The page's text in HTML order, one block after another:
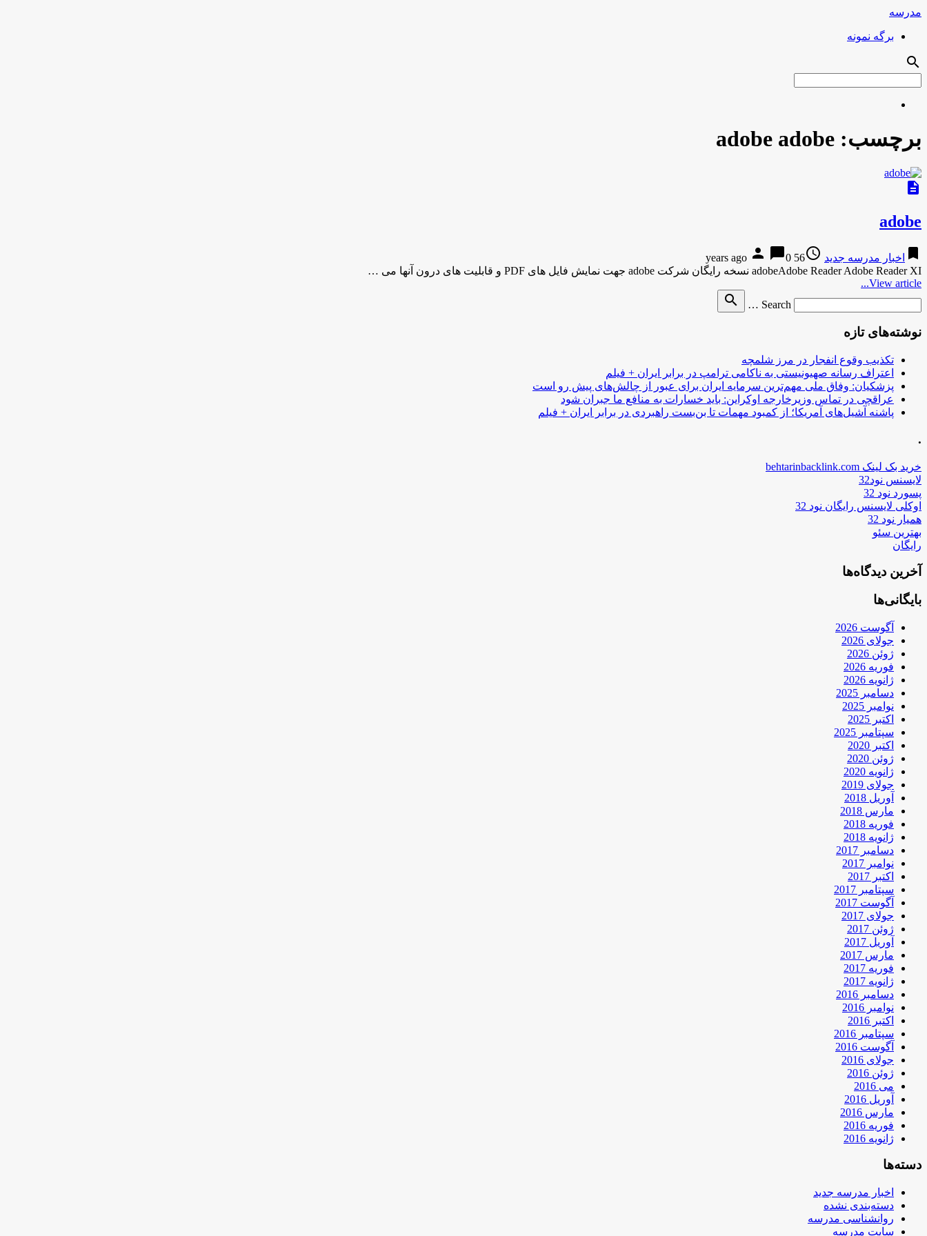
مدرسه
برگه نمونه
search
برچسب: adobe adobe
description
adobe
bookmark اخبار مدرسه جدید access_time
56 years ago
person chat_bubble0
adobeAdobe Reader Adobe Reader XI نسخه رایگان شرکت adobe جهت نمایش فایل های PDF و قابلیت های درون آنها می …
View article...
Search …
search
نوشته‌های تازه
تکذیب وقوع انفجار در مرز شلمچه
اعتراف رسانه صهیونیستی به ناکامی ترامپ در برابر ایران + فیلم
پزشکیان: وفاق ملی مهم‌ترین سرمایه ایران برای عبور از چالش‌های پیش رو است
عراقچی در تماس وزیرخارجه اوکراین: باید خسارات به منافع ما جبران شود
پاشنه آشیل‌های آمریکا؛ از کمبود مهمات تا بن‌بست راهبردی در برابر ایران + فیلم
.
خرید بک لینک behtarinbacklink.com
لایسنس نود32
پسورد نود 32
اوکلی لایسنس رایگان نود 32
همیار نود 32
بهترین سئو
رایگان
آخرین دیدگاه‌ها
بایگانی‌ها
آگوست 2026
جولای 2026
ژوئن 2026
فوریه 2026
ژانویه 2026
دسامبر 2025
نوامبر 2025
اکتبر 2025
سپتامبر 2025
اکتبر 2020
ژوئن 2020
ژانویه 2020
جولای 2019
آوریل 2018
مارس 2018
فوریه 2018
ژانویه 2018
دسامبر 2017
نوامبر 2017
اکتبر 2017
سپتامبر 2017
آگوست 2017
جولای 2017
ژوئن 2017
آوریل 2017
مارس 2017
فوریه 2017
ژانویه 2017
دسامبر 2016
نوامبر 2016
اکتبر 2016
سپتامبر 2016
آگوست 2016
جولای 2016
ژوئن 2016
می 2016
آوریل 2016
مارس 2016
فوریه 2016
ژانویه 2016
دسته‌ها
اخبار مدرسه جدید
دسته‌بندی نشده
روانشناسی مدرسه
سایت مدرسه